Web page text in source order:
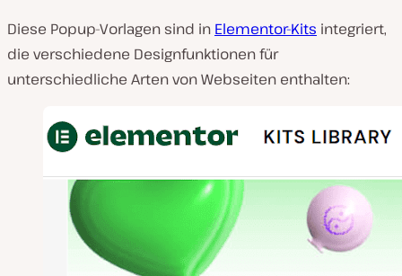
Diese Popup-Vorlagen sind in Elementor-Kits integriert,
die verschiedene Designfunktionen für
unterschiedliche Arten von Webseiten enthalten: